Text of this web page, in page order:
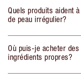
Quels produits aident
de peau irrégulier?
Où puis-je acheter
ingrédients propres?